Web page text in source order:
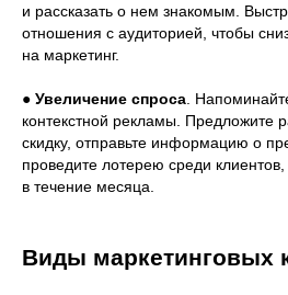
и рассказать о нем знакомым.
отношения с аудиторией, чтобы
на маркетинг.
● Увеличение спроса .
контекстной рекламы. Предложите
скидку, отправьте информацию о
проведите лотерею среди
в течение месяца.
Виды маркетинговых